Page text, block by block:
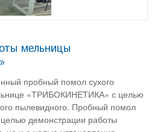
мельницы
пробный помол сухого
«ТРИБОКИНЕТИКА» с целью
пылевидного. Пробный помол
целью демонстрации работы